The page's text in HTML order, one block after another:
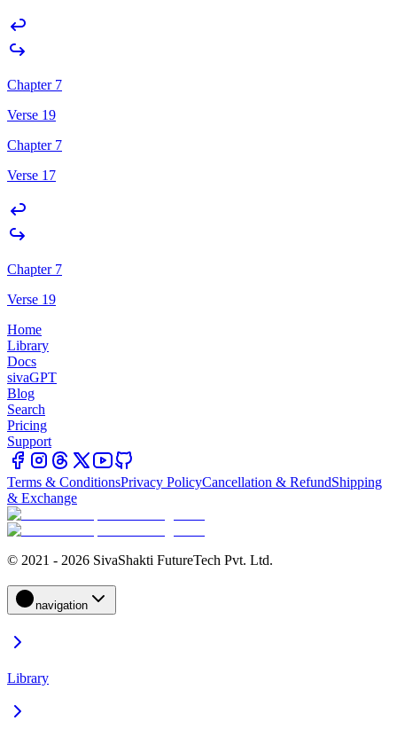
Chapter 7
Verse 19
Chapter 7
Verse 17
Chapter 7
Verse 19
Home
Library
Docs
sivaGPT
Blog
Search
Pricing
Support
Terms & ConditionsPrivacy PolicyCancellation & RefundShipping
& Exchange
© 2021 - 2026 SivaShakti FutureTech Pvt. Ltd.
navigation
Library